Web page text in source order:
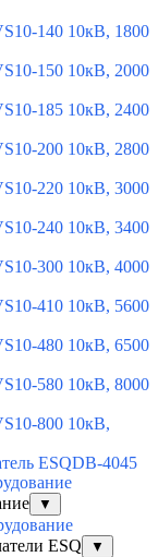
140 10кВ, 1800
150 10кВ, 2000
185 10кВ, 2400
200 10кВ, 2800
220 10кВ, 3000
240 10кВ, 3400
300 10кВ, 4000
410 10кВ, 5600
480 10кВ, 6500
580 10кВ, 8000
800 10кВ,
ESQDB-4045
▼
ESQ
▼